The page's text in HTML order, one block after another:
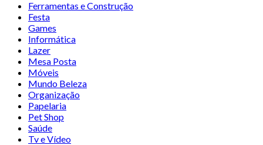
Ferramentas e Construção
Festa
Games
Informática
Lazer
Mesa Posta
Móveis
Mundo Beleza
Organização
Papelaria
Pet Shop
Saúde
Tv e Vídeo